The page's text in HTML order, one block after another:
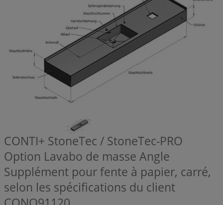
CONTI+ StoneTec / StoneTec-PRO
Option Lavabo de masse Angle
Supplément pour fente à papier, carré,
selon les spécifications du client